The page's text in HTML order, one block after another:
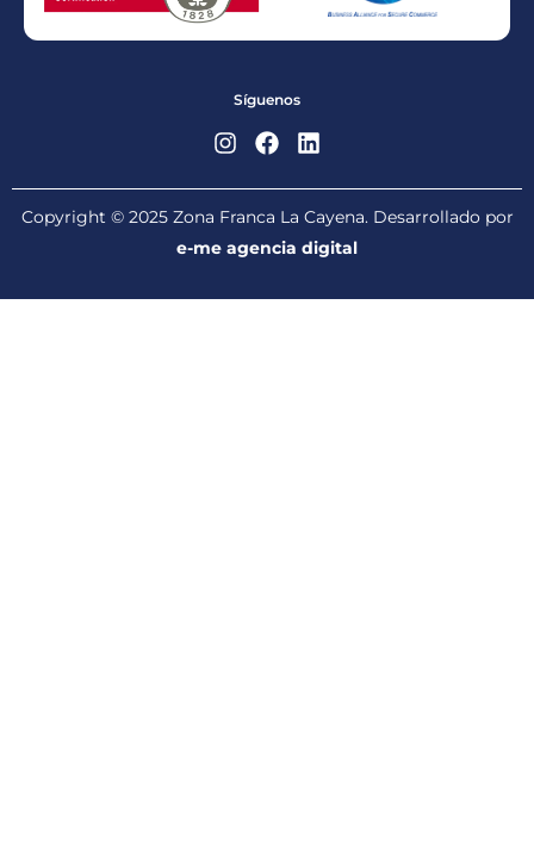
Síguenos
Copyright © 2025 Zona Franca La Cayena. Desarrollado por
e-me agencia digital